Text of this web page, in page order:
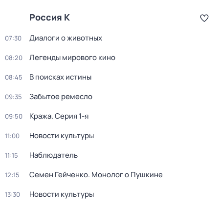
Россия К
07:30 Диалоги о животных
08:20 Легенды мирового кино
08:45 В поисках истины
09:35 Забытое ремесло
09:50 Кража. Серия 1-я
11:00 Новости культуры
11:15 Наблюдатель
12:15 Семен Гейченко. Монолог о Пушкине
13:30 Новости культуры